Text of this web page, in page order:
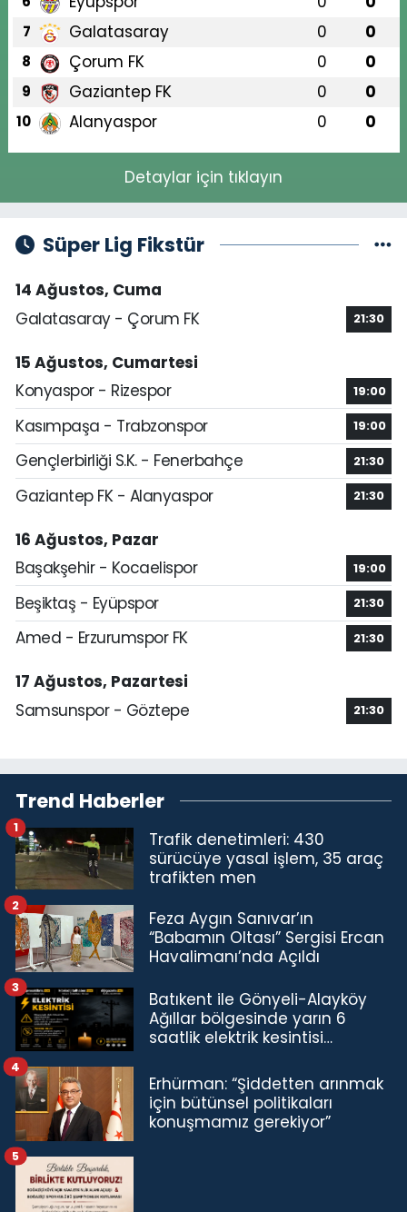
7 Galatasaray 0 0
8 Çorum FK 0 0
9 Gaziantep FK 0 0
10 Alanyaspor 0 0
Detaylar için tıklayın
Süper Lig Fikstür
14 Ağustos, Cuma
Galatasaray - Çorum FK
21:30
15 Ağustos, Cumartesi
Konyaspor - Rizespor
19:00
Kasımpaşa - Trabzonspor 19:00
Gençlerbirliği S.K. - Fenerbahçe 21:30
Gaziantep FK - Alanyaspor 21:30
16 Ağustos, Pazar
Başakşehir - Kocaelispor
19:00
Beşiktaş - Eyüpspor 21:30
Amed - Erzurumspor FK 21:30
17 Ağustos, Pazartesi
Samsunspor - Göztepe
21:30
Trend Haberler
Trafik denetimleri: 430
sürücüye yasal işlem, 35 araç
trafikten men
1
Feza Aygın Sanıvar’ın
“Babamın Oltası” Sergisi Ercan
Havalimanı’nda Açıldı
2
Batıkent ile Gönyeli-Alayköy
Ağıllar bölgesinde yarın 6
saatlik elektrik kesintisi…
3
Erhürman: “Şiddetten arınmak
için bütünsel politikaları
konuşmamız gerekiyor”
4
5